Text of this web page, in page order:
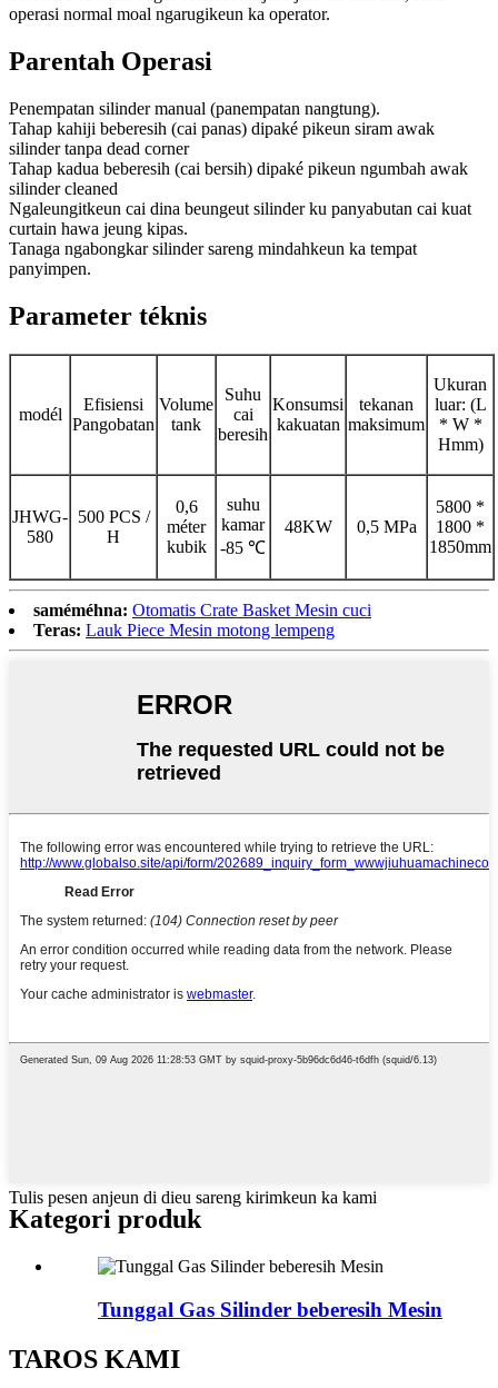
operasi normal moal ngarugikeun ka operator.
Parentah Operasi
Penempatan silinder manual (panempatan nangtung).
Tahap kahiji beberesih (cai panas) dipaké pikeun siram awak
silinder tanpa dead corner
Tahap kadua beberesih (cai bersih) dipaké pikeun ngumbah awak
silinder cleaned
Ngaleungitkeun cai dina beungeut silinder ku panyabutan cai kuat
curtain hawa jeung kipas.
Tanaga ngabongkar silinder sareng mindahkeun ka tempat
panyimpen.
Parameter téknis
modél
Efisiensi
Pangobatan
Volume
tank
Suhu
cai
beresih
Konsumsi
kakuatan
tekanan
maksimum
Ukuran
luar: (L
* W *
Hmm)
JHWG-
580
500 PCS /
H
0,6
méter
kubik
suhu
kamar
-85 ℃
48KW 0,5 MPa
5800 *
1800 *
1850mm
saméméhna: Otomatis Crate Basket Mesin cuci
Teras: Lauk Piece Mesin motong lempeng
Tulis pesen anjeun di dieu sareng kirimkeun ka kami
Kategori produk
Tunggal Gas Silinder beberesih Mesin
TAROS KAMI